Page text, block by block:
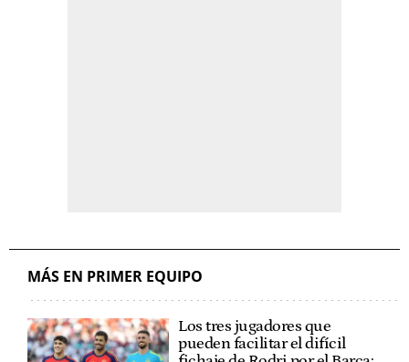
MÁS EN PRIMER EQUIPO
Los tres jugadores que
pueden facilitar el difícil